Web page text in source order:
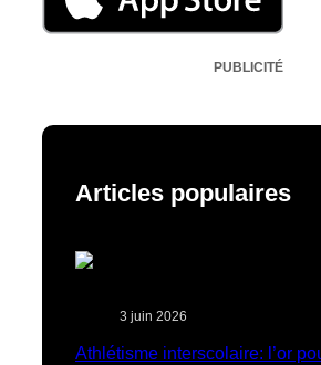
PUBLICITÉ
Articles populaires
3 juin 2026
Athlétisme interscolaire: l’or